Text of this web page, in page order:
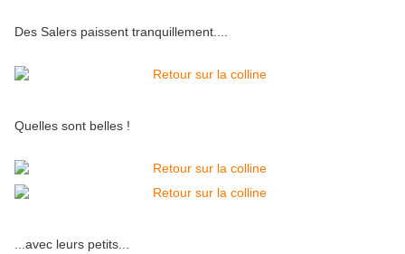
Des Salers paissent tranquillement....
Quelles sont belles !
...avec leurs petits...